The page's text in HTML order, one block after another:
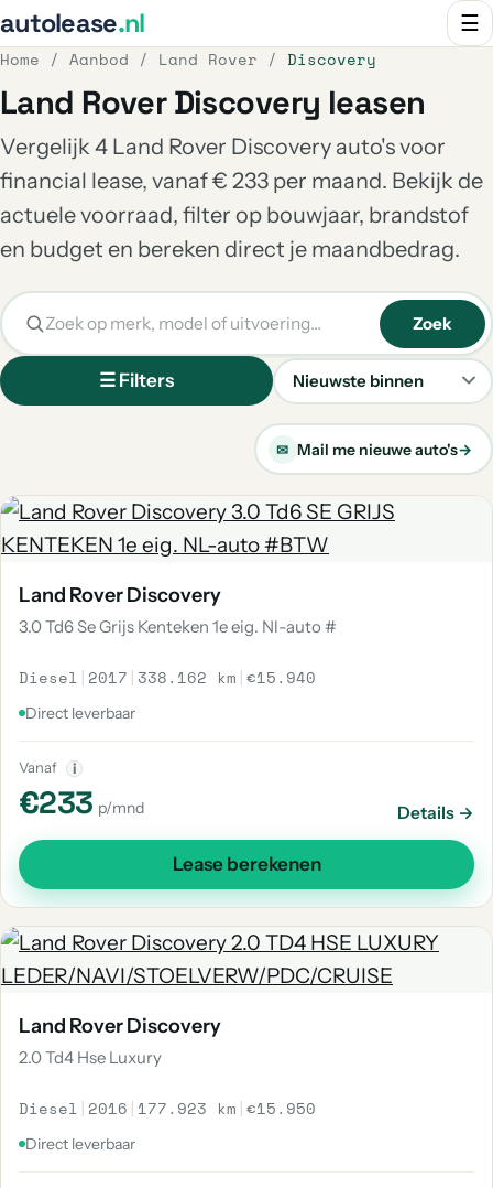
autolease.nl ☰
Home / Aanbod / Land Rover / Discovery
Land Rover Discovery leasen
Vergelijk 4 Land Rover Discovery auto's voor
financial lease, vanaf € 233 per maand. Bekijk de
actuele voorraad, filter op bouwjaar, brandstof
en budget en bereken direct je maandbedrag.
☰ Filters
Sorteren
Zoek
✉ Mail me nieuwe auto's→
Land Rover Discovery
3.0 Td6 Se Grijs Kenteken 1e eig. Nl-auto #
Diesel | 2017 | 338.162 km |€15.940
Direct leverbaar
Vanaf i
€233 p/mnd Details →
Lease berekenen
Land Rover Discovery
2.0 Td4 Hse Luxury
Diesel | 2016 | 177.923 km |€15.950
Direct leverbaar